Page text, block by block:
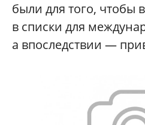
были для того, чтобы
в списки для
а впоследствии —